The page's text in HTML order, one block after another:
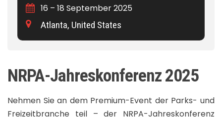
16 – 18 September 2025
Atlanta, United States
NRPA-Jahreskonferenz 2025
Nehmen Sie an dem Premium-Event der Parks- und
Freizeitbranche teil – der NRPA-Jahreskonferenz